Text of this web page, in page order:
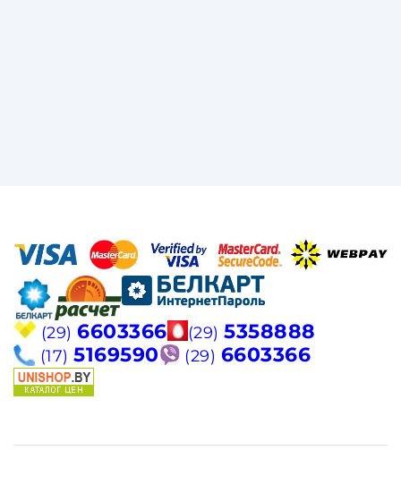
(29) 6603366 (29) 5358888
(17) 5169590 (29) 6603366